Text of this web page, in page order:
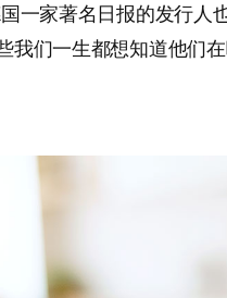
一家著名日报的发行人
我们一生都想知道他们